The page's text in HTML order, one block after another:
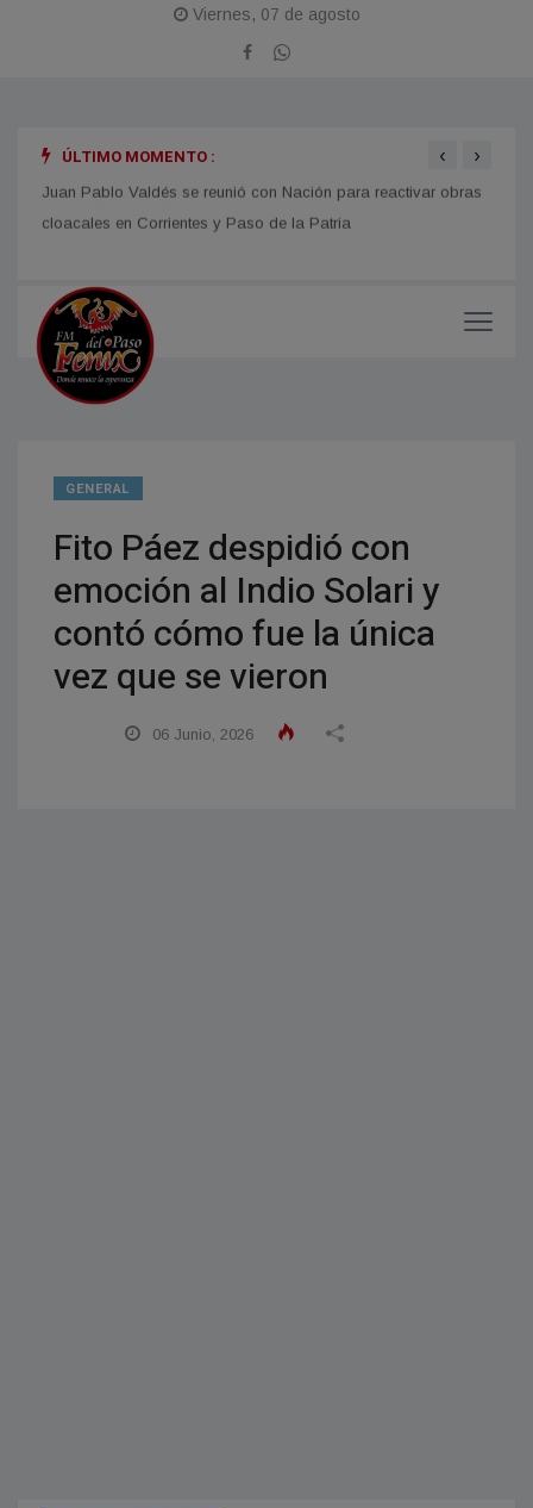
Viernes, 07 de agosto
ÚLTIMO MOMENTO :
Juan Pablo Valdés se reunió con Nación para reactivar obras
Se promocionó la 61.ª Fiesta Nacional de la Pesca del Dorado
en Asunción, Paraguay,
‹ ›
GENERAL
Fito Páez despidió con
emoción al Indio Solari y
contó cómo fue la única
vez que se vieron
06 Junio, 2026